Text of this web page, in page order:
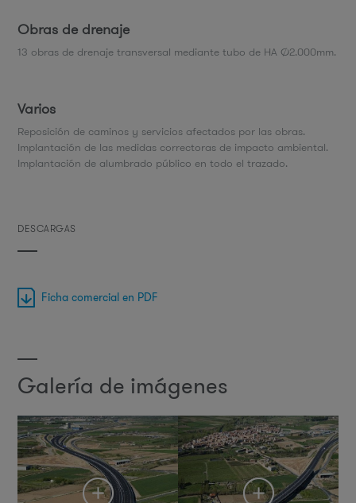
Obras de drenaje
13 obras de drenaje transversal mediante tubo de HA Ø2.000mm.
Varios
Reposición de caminos y servicios afectados por las obras.
Implantación de las medidas correctoras de impacto ambiental.
Implantación de alumbrado público en todo el trazado.
DESCARGAS
Ficha comercial en PDF
Galería de imágenes